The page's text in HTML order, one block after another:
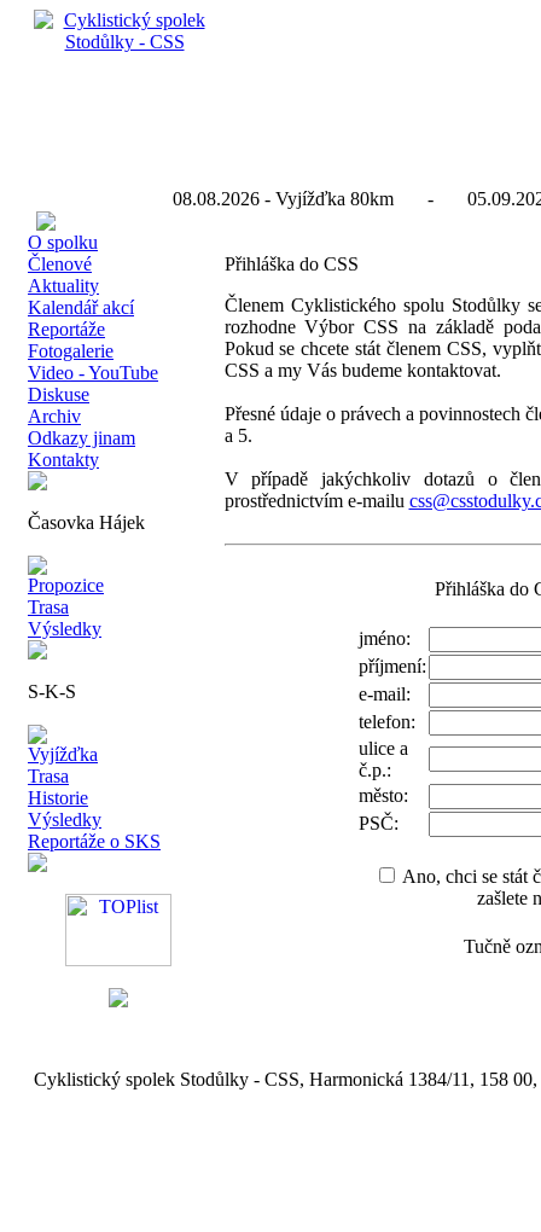
08.08.2026 - Vyjížďka 80km -
O spolku
Členové
Aktuality
Kalendář akcí
Reportáže
Fotogalerie
Video - YouTube
Diskuse
Archiv
Odkazy jinam
Kontakty
Časovka Hájek
Propozice
Trasa
Výsledky
S-K-S
Vyjížďka
Trasa
Historie
Výsledky
Reportáže o SKS
Přihláška do CSS
Členem Cyklistického spolu Stodůlky
rozhodne Výbor CSS na základě
Pokud se chcete stát členem CSS,
CSS a my Vás budeme kontaktovat.
Přesné údaje o právech a povinnostech
a 5.
V případě jakýchkoliv dotazů o
prostřednictvím e-mailu
Přihláška do
jméno:
příjmení:
e-mail:
telefon:
ulice a
č.p.:
město:
PSČ:
Ano, chci se stát
zašlete
Tučně
Cyklistický spolek Stodůlky - CSS, Harmonická 1384/11, 158 00,